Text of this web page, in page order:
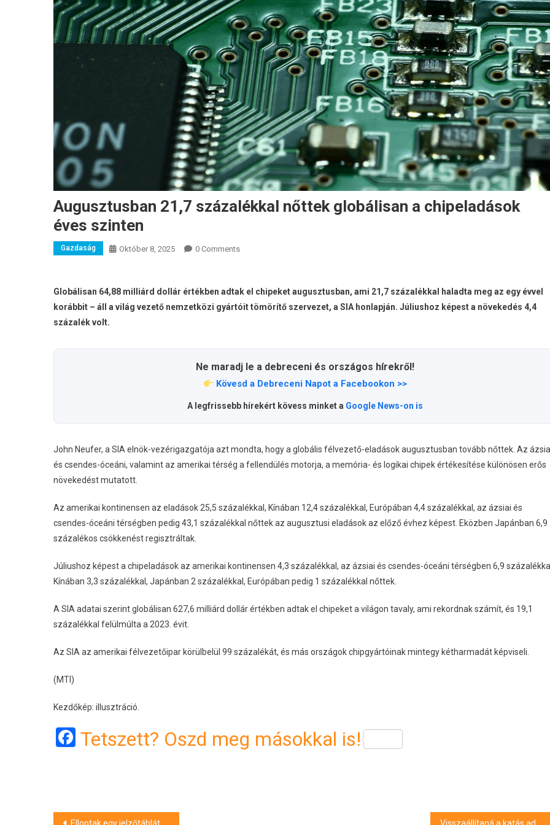
Augusztusban 21,7 százalékkal nőttek globálisan a chipeladások
éves szinten
Gazdaság Október 8, 2025 0 Comments
Globálisan 64,88 milliárd dollár értékben adtak el chipeket augusztusban, ami 21,7 százalékkal haladta meg az egy évvel
korábbit – áll a világ vezető nemzetközi gyártóit tömörítő szervezet, a SIA honlapján. Júliushoz képest a növekedés 4,4
százalék volt.
Ne maradj le a debreceni és országos hírekről!
Kövesd a Debreceni Napot a Facebookon >>
A legfrissebb hírekért kövess minket a Google News-on is
John Neufer, a SIA elnök-vezérigazgatója azt mondta, hogy a globális félvezető-eladások augusztusban tovább nőttek. Az
és csendes-óceáni, valamint az amerikai térség a fellendülés motorja, a memória- és logikai chipek értékesítése különösen erős
növekedést mutatott.
Az amerikai kontinensen az eladások 25,5 százalékkal, Kínában 12,4 százalékkal, Európában 4,4 százalékkal, az ázsiai és
csendes-óceáni térségben pedig 43,1 százalékkal nőttek az augusztusi eladások az előző évhez képest. Eközben Japánban 6,9
százalékos csökkenést regisztráltak.
Júliushoz képest a chipeladások az amerikai kontinensen 4,3 százalékkal, az ázsiai és csendes-óceáni térségben 6,9
Kínában 3,3 százalékkal, Japánban 2 százalékkal, Európában pedig 1 százalékkal nőttek.
A SIA adatai szerint globálisan 627,6 milliárd dollár értékben adtak el chipeket a világon tavaly, ami rekordnak számít, és 19,1
százalékkal felülmúlta a 2023. évit.
Az SIA az amerikai félvezetőipar körülbelül 99 százalékát, és más országok chipgyártóinak mintegy kétharmadát képviseli.
(MTI)
Kezdőkép: illusztráció.
Facebook
Tetszett? Oszd meg másokkal is!